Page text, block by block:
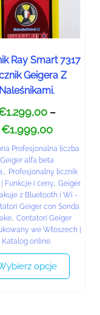
Ray Smart 7317
Geigera Z
Naleśnikami.
1.299,00 –
€1,999,00
Profesjonalna liczba
Geiger alfa beta
, Profesjonalny licznik
Funkcje i ceny, Geiger
z Bluetooth i Wi -
Geiger con Sonda
, Contatori Geiger
we Włoszech |
Katalog online.
opcje